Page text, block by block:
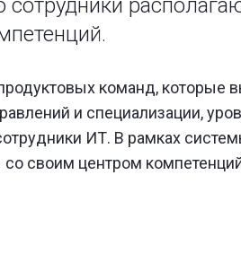
команд, которые
и специализации,
ИТ. В рамках
со своим центром